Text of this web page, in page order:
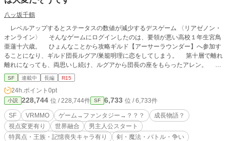
八ッ坂千鶴
レベルアップするとステータスの数値が減少するデスゲーム 〈リアゼノン・
オンライン〉 そんなゲームにログインしたのは、要領が悪い高校１年生宮鳥
亜蓮十六歳。 ひょんなことから攻略ギルド【アーサーラウンダー】へ参加す
ることになり、ギルド団長ルグア/巣籠明理に恋をしてしまう。 第十層で離れ
離れになっても、両思いし続け、ルグアから団長の座をもらったアレン。 ス
ランプになりながらも、仲間を引っ張って行こうとしていたが、それは突然崩さ
れてしまった。 アレンはルーアという謎の人物によって、異世界【アルヴェ
リア】へと誘拐されて行方不明に……。 それを聞きつけてきた明理は、アレ
ンを知っているメンバーと共に、異世界から救出するため旅に出る。 しか
し、複数の世界が混じり合い、地球が破滅の一途に進んでいたとは、この時誰も
知らなかった。 たった一人を除いて……。 ※なろう版と同じにしている最中
なので、数字表記や記号表記が異なる場合があります
SF 連載中 長編 R15
24h.ポイント 0pt
小説 228,744 位 / 228,744件 SF 6,733 位 / 6,733件
SF VRMMO ゲーム→ファンタジー→？？？
成長物語？
視点変更有り
世界融合
男主人公スタート
特異点・王族・記憶喪失キャラ有り
剣・魔法・バトル・争い